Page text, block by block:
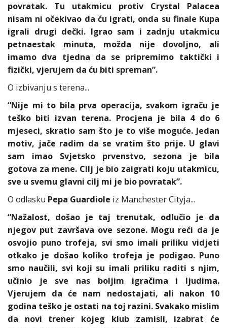
povratak. Tu utakmicu protiv Crystal Palacea
nisam ni očekivao da ću igrati, onda su finale Kupa
igrali drugi dečki. Igrao sam i zadnju utakmicu
petnaestak minuta, možda nije dovoljno, ali
imamo dva tjedna da se pripremimo taktički i
fizički, vjerujem da ću biti spreman”.
O izbivanju s terena...
“Nije mi to bila prva operacija, svakom igraču je
teško biti izvan terena. Procjena je bila 4 do 6
mjeseci, skratio sam što je to više moguće. Jedan
motiv, jače radim da se vratim što prije. U glavi
sam imao Svjetsko prvenstvo, sezona je bila
gotova za mene. Cilj je bio zaigrati koju utakmicu,
sve u svemu glavni cilj mi je bio povratak”.
O odlasku Pepa Guardiole iz Manchester Cityja...
“Nažalost, došao je taj trenutak, odlučio je da
njegov put završava ove sezone. Mogu reći da je
osvojio puno trofeja, svi smo imali priliku vidjeti
otkako je došao koliko trofeja je podigao. Puno
smo naučili, svi koji su imali priliku raditi s njim,
učinio je sve nas boljim igračima i ljudima.
Vjerujem da će nam nedostajati, ali nakon 10
godina teško je ostati na toj razini. Svakako mislim
da novi trener kojeg klub zamisli, izabrat će